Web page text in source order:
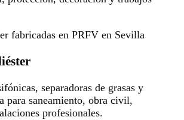
fabricadas en PRFV en Sevilla
separadoras de grasas y
para saneamiento, obra civil,
profesionales.